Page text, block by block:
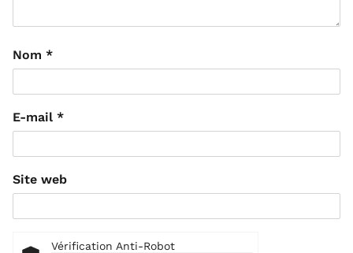
Nom *
E-mail *
Site web
Vérification Anti-Robot